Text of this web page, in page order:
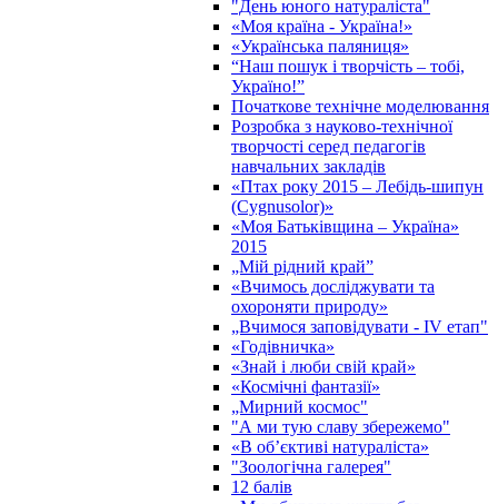
"День юного натураліста"
«Моя країна - Україна!»
«Українська паляниця»
“Наш пошук і творчість – тобі,
Україно!”
Початкове технічне моделювання
Розробка з науково-технічної
творчості серед педагогів
навчальних закладів
«Птах року 2015 – Лебідь-шипун
(Cygnusolor)»
«Моя Батьківщина – Україна»
2015
„Мій рідний край”
«Вчимось досліджувати та
охороняти природу»
„Вчимося заповідувати - ІV етап"
«Годівничка»
«Знай і люби свій край»
«Космічні фантазії»
„Мирний космос"
"А ми тую славу збережемо"
«В об’єктиві натураліста»
"Зоологічна галерея"
12 балів